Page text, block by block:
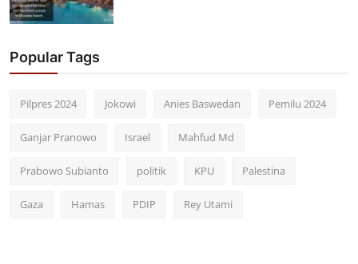
Popular Tags
Pilpres 2024 Jokowi Anies Baswedan Pemilu 2024
Ganjar Pranowo Israel Mahfud Md
Prabowo Subianto politik KPU Palestina
Gaza Hamas PDIP Rey Utami